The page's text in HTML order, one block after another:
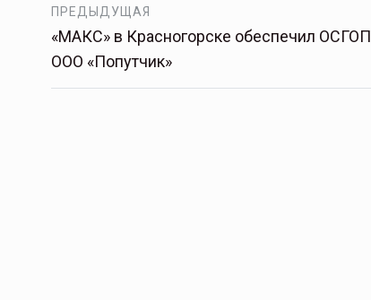
ПРЕДЫДУЩАЯ
«МАКС» в Красногорске обеспечил ОСГОП
ООО «Попутчик»